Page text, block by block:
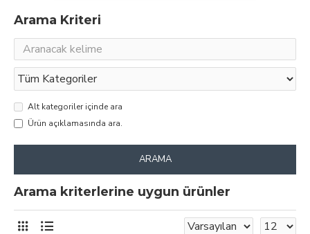
Arama Kriteri
Alt kategoriler içinde ara
Ürün açıklamasında ara.
ARAMA
Arama kriterlerine uygun ürünler